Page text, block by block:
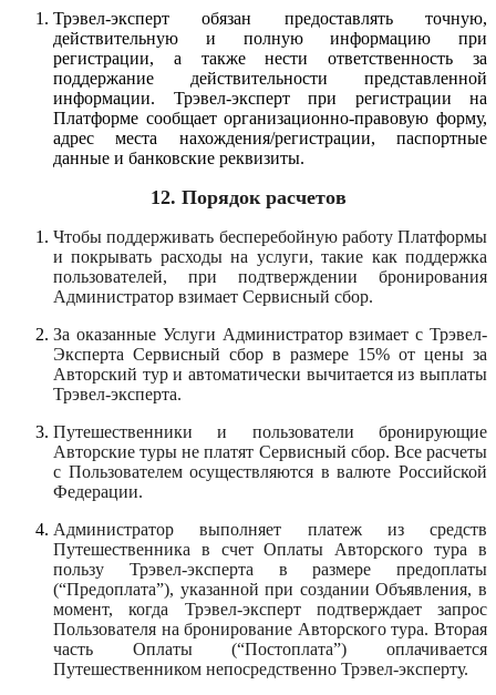
Трэвел-эксперт обязан предоставлять точную,
действительную и полную информацию при
регистрации, а также нести ответственность за
поддержание действительности представленной
информации. Трэвел-эксперт при регистрации на
Платформе сообщает организационно-правовую форму,
адрес места нахождения/регистрации, паспортные
данные и банковские реквизиты.
12. Порядок расчетов
Чтобы поддерживать бесперебойную работу Платформы
и покрывать расходы на услуги, такие как поддержка
пользователей, при подтверждении бронирования
Администратор взимает Сервисный сбор.
За оказанные Услуги Администратор взимает с Трэвел-
Эксперта Сервисный сбор в размере 15% от цены за
Авторский тур и автоматически вычитается из выплаты
Трэвел-эксперта.
Путешественники и пользователи бронирующие
Авторские туры не платят Сервисный сбор. Все расчеты
с Пользователем осуществляются в валюте Российской
Федерации.
Администратор выполняет платеж из средств
Путешественника в счет Оплаты Авторского тура в
пользу Трэвел-эксперта в размере предоплаты
(“Предоплата”), указанной при создании Объявления, в
момент, когда Трэвел-эксперт подтверждает запрос
Пользователя на бронирование Авторского тура. Вторая
часть Оплаты (“Постоплата”) оплачивается
Путешественником непосредственно Трэвел-эксперту.